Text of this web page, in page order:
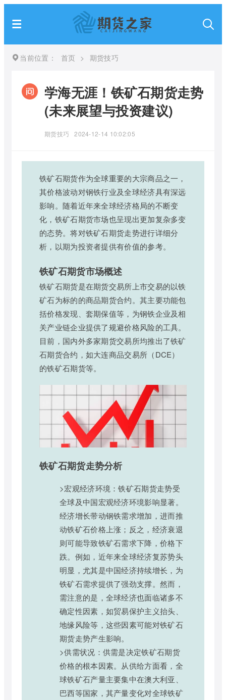
当前位置： 首页 > 期货技巧
学海无涯！铁矿石期货走势
(未来展望与投资建议)
期货技巧 2024-12-14 10:02:05
铁矿石期货作为全球重要的大宗商品之一，
其价格波动对钢铁行业及全球经济具有深远
影响。随着近年来全球经济格局的不断变
化，铁矿石期货市场也呈现出更加复杂多变
的态势。将对铁矿石期货走势进行详细分
析，以期为投资者提供有价值的参考。
铁矿石期货市场概述
铁矿石期货是在期货交易所上市交易的以铁
矿石为标的的商品期货合约。其主要功能包
括价格发现、套期保值等，为钢铁企业及相
关产业链企业提供了规避价格风险的工具。
目前，国内外多家期货交易所均推出了铁矿
石期货合约，如大连商品交易所（DCE）
的铁矿石期货等。
铁矿石期货走势分析
>宏观经济环境：铁矿石期货走势受
全球及中国宏观经济环境影响显著。
经济增长带动钢铁需求增加，进而推
动铁矿石价格上涨；反之，经济衰退
则可能导致铁矿石需求下降，价格下
跌。例如，近年来全球经济复苏势头
明显，尤其是中国经济持续增长，为
铁矿石需求提供了强劲支撑。然而，
需注意的是，全球经济也面临诸多不
确定性因素，如贸易保护主义抬头、
地缘风险等，这些因素可能对铁矿石
期货走势产生影响。
>供需状况：供需是决定铁矿石期货
价格的根本因素。从供给方面看，全
球铁矿石产量主要集中在澳大利亚、
巴西等国家，其产量变化对全球铁矿